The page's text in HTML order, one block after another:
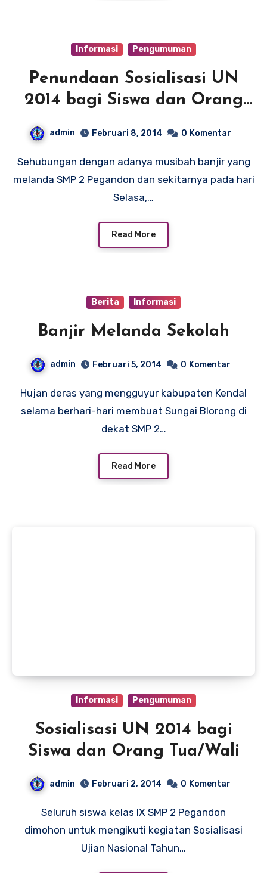
Informasi Pengumuman
Penundaan Sosialisasi UN
2014 bagi Siswa dan Orang
admin Februari 8, 2014 0 Komentar
Sehubungan dengan adanya musibah banjir yang
melanda SMP 2 Pegandon dan sekitarnya pada hari
Selasa,…
Read More
Berita Informasi
Banjir Melanda Sekolah
admin Februari 5, 2014 0 Komentar
Hujan deras yang mengguyur kabupaten Kendal
selama berhari-hari membuat Sungai Blorong di
dekat SMP 2…
Read More
Informasi Pengumuman
Sosialisasi UN 2014 bagi
Siswa dan Orang Tua/Wali
admin Februari 2, 2014 0 Komentar
Seluruh siswa kelas IX SMP 2 Pegandon
dimohon untuk mengikuti kegiatan Sosialisasi
Ujian Nasional Tahun…